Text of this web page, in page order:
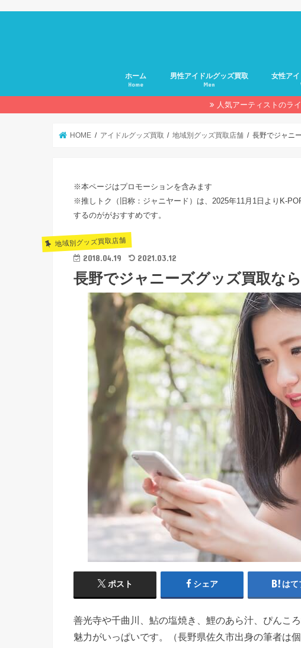
ホーム
Home
男性アイドルグッズ買取
Men
女性ア
人気アーティストのラ
HOME アイドルグッズ買取 地域別グッズ買取店舗 長野でジャニ
※本ページはプロモーションを含みます
※推しトク（旧称：ジャニヤード）は、2025年11月1日よりK-
するのががおすすめです。
地域別グッズ買取店舗
2018.04.19 2021.03.12
長野でジャニーズグッズ買取な
ポスト シェア はて
善光寺や千曲川、鮎の塩焼き、鯉のあら汁、ぴんこ
魅力がいっぱいです。（長野県佐久市出身の筆者は